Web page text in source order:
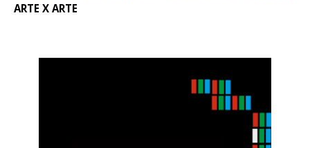
ARTE X ARTE